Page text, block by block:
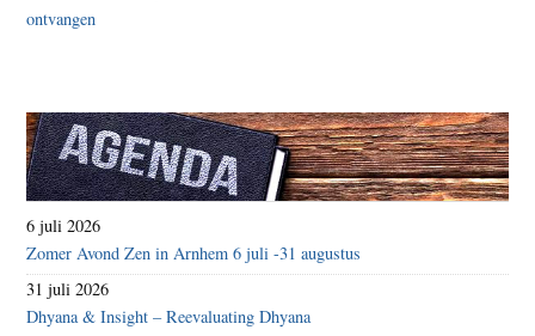
6 juli 2026
Zomer Avond Zen in Arnhem 6 juli -31 augustus
31 juli 2026
Dhyana & Insight – Reevaluating Dhyana